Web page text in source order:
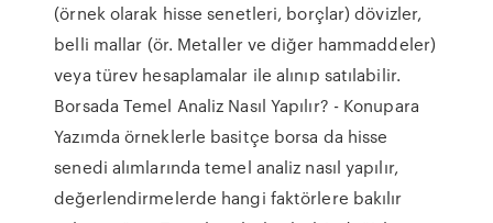
(örnek olarak hisse senetleri, borçlar) dövizler,
belli mallar (ör. Metaller ve diğer hammaddeler)
veya türev hesaplamalar ile alınıp satılabilir.
Borsada Temel Analiz Nasıl Yapılır? - Konupara
Yazımda örneklerle basitçe borsa da hisse
senedi alımlarında temel analiz nasıl yapılır,
değerlendirmelerde hangi faktörlere bakılır